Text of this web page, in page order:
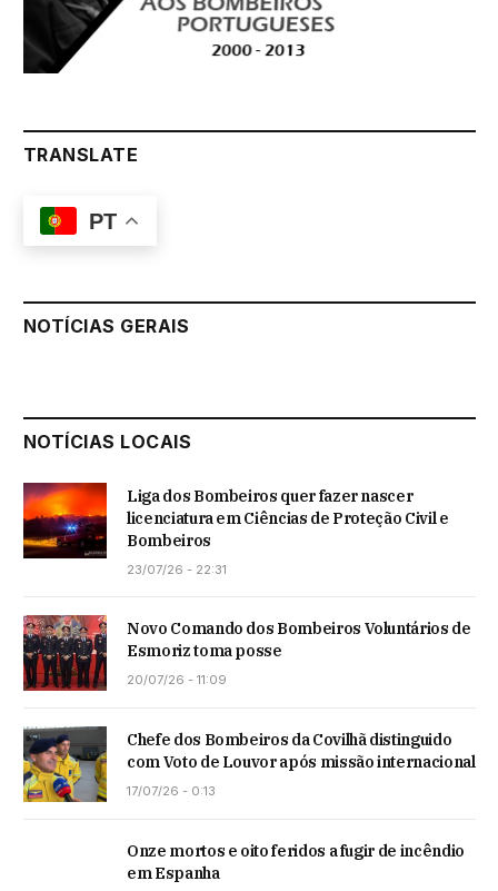
TRANSLATE
PT
NOTÍCIAS GERAIS
NOTÍCIAS LOCAIS
Liga dos Bombeiros quer fazer nascer
licenciatura em Ciências de Proteção Civil e
Bombeiros
23/07/26 - 22:31
Novo Comando dos Bombeiros Voluntários de
Esmoriz toma posse
20/07/26 - 11:09
Chefe dos Bombeiros da Covilhã distinguido
com Voto de Louvor após missão internacional
17/07/26 - 0:13
Onze mortos e oito feridos a fugir de incêndio
em Espanha